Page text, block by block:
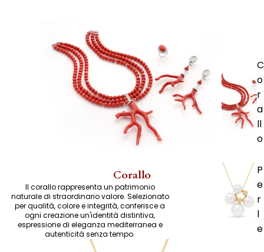
C
o
r
a
ll
o
P
e
r
l
e
Corallo
Il corallo rappresenta un patrimonio
naturale di straordinario valore. Selezionato
per qualità, colore e integrità, conferisce a
ogni creazione un'identità distintiva,
espressione di eleganza mediterranea e
autenticità senza tempo.